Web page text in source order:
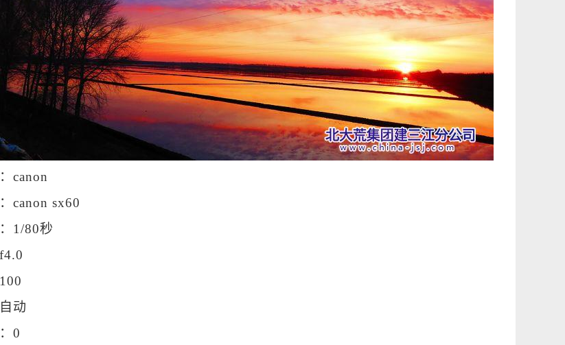
canon
canon sx60
1/80秒
动
0